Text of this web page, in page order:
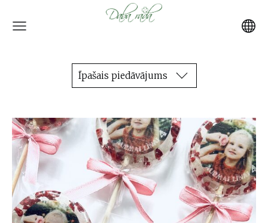
Īpašais piedāvājums